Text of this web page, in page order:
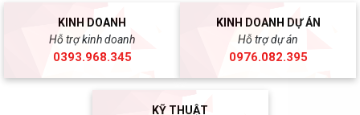
KINH DOANH
Hỗ trợ kinh doanh
0393.968.345
KINH DOANH DỰ ÁN
Hỗ trợ dự án
0976.082.395
KỸ THUẬT